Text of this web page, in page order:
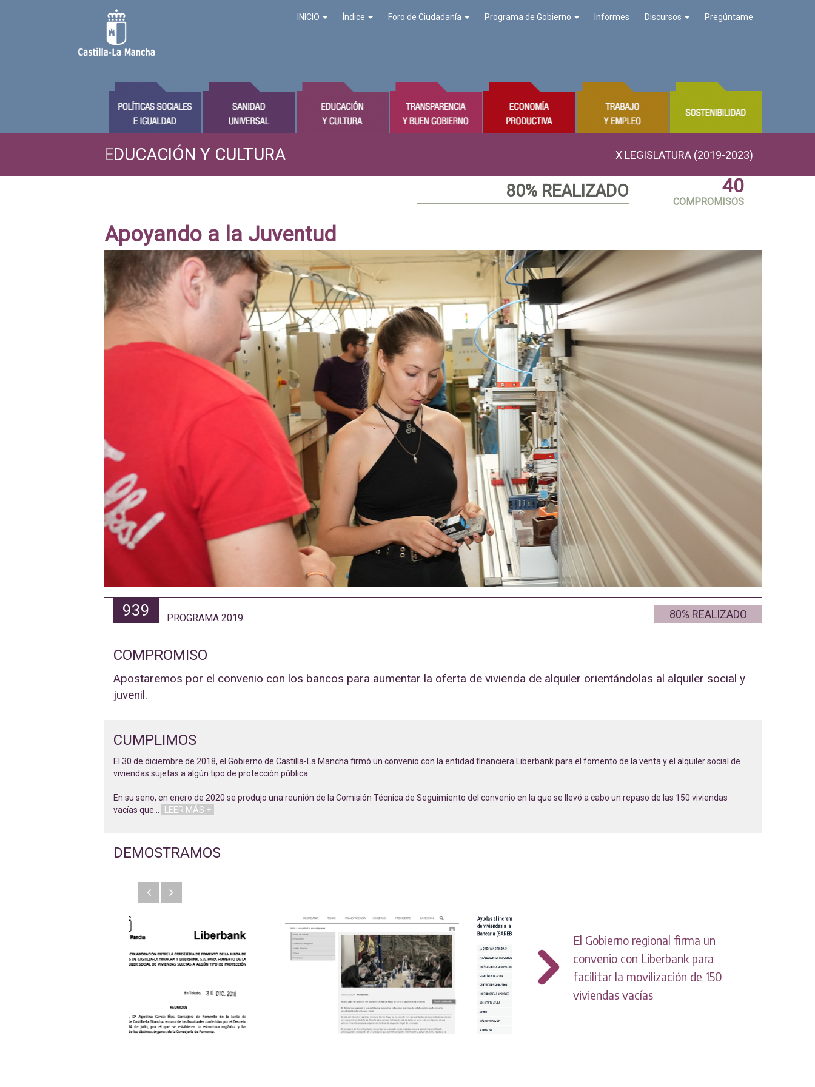
INICIO Índice Foro de Ciudadanía Programa de Gobierno Informes Discursos Pregúntame
EDUCACIÓN Y CULTURA X LEGISLATURA (2019-2023)
80% REALIZADO 40
COMPROMISOS
Apoyando a la Juventud
939 PROGRAMA 2019 80% REALIZADO
COMPROMISO
Apostaremos por el convenio con los bancos para aumentar la oferta de vivienda de alquiler orientándolas al alquiler social y
juvenil.
CUMPLIMOS
El 30 de diciembre de 2018, el Gobierno de Castilla-La Mancha firmó un convenio con la entidad financiera Liberbank para el fomento de la venta y el alquiler social de
viviendas sujetas a algún tipo de protección pública.
En su seno, en enero de 2020 se produjo una reunión de la Comisión Técnica de Seguimiento del convenio en la que se llevó a cabo un repaso de las 150 viviendas
vacías que
LEER MÁS +
DEMOSTRAMOS
AnteriorSiguiente
El Gobierno regional firma un
convenio con Liberbank para
facilitar la movilización de 150
viviendas vacías